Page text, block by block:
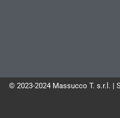
© 2023-2024 Massucco T. s.r.l. |